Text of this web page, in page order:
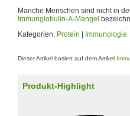
Manche Menschen sind nicht in
Immunglobulin-A-Mangel
Kategorien: Protein Immunologie
Dieser Artikel basiert auf dem Artikel
Produkt-Highlight